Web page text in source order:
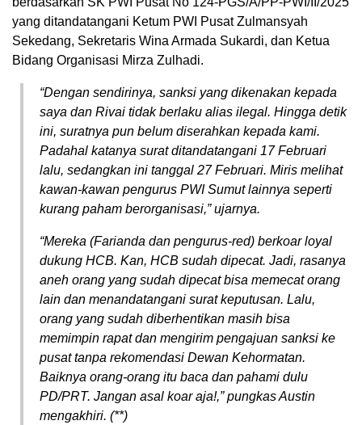
yang ditandatangani Ketum PWI Pusat Zulmansyah
Sekedang, Sekretaris Wina Armada Sukardi, dan Ketua
Bidang Organisasi Mirza Zulhadi.
“Dengan sendirinya, sanksi yang dikenakan kepada
saya dan Rivai tidak berlaku alias ilegal. Hingga detik
ini, suratnya pun belum diserahkan kepada kami.
Padahal katanya surat ditandatangani 17 Februari
lalu, sedangkan ini tanggal 27 Februari. Miris melihat
kawan-kawan pengurus PWI Sumut lainnya seperti
kurang paham berorganisasi,” ujarnya.
“Mereka (Farianda dan pengurus-red) berkoar loyal
dukung HCB. Kan, HCB sudah dipecat. Jadi, rasanya
aneh orang yang sudah dipecat bisa memecat orang
lain dan menandatangani surat keputusan. Lalu,
orang yang sudah diberhentikan masih bisa
memimpin rapat dan mengirim pengajuan sanksi ke
pusat tanpa rekomendasi Dewan Kehormatan.
Baiknya orang-orang itu baca dan pahami dulu
PD/PRT. Jangan asal koar aja!,” pungkas Austin
mengakhiri. (**)